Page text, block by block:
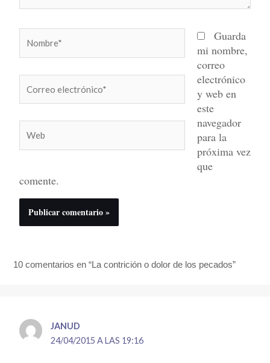
electrónico*
Guarda
mi nombre,
correo
electrónico
y web en
este
navegador
para la
próxima vez
que
comente.
10 comentarios en “La contrición o dolor de los pecados”
JANUD
24/04/2015 A LAS 19:16